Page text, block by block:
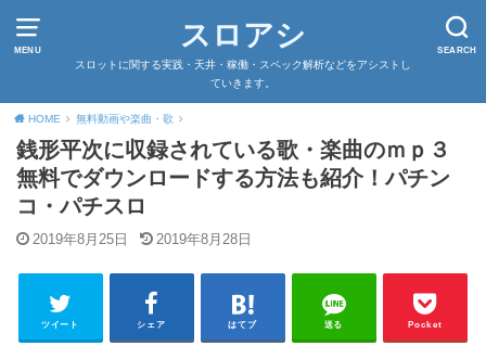
MENU SEARCH
スロアシ
スロットに関する実践・天井・稼働・スペック解析などをアシストし
ていきます。
HOME 無料動画や楽曲・歌
銭形平次に収録されている歌・楽曲のｍｐ３
無料でダウンロードする方法も紹介！パチン
コ・パチスロ
2019年8月25日 2019年8月28日
ツイート シェア はてブ 送る Pocket